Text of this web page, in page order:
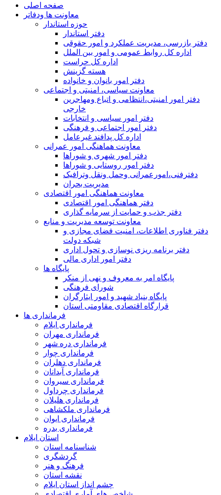
صفحه اصلی
معاونت ها ودفاتر
حوزه استاندار
دفتر استاندار
دفتر بازرسی، مدیریت عملکرد و امور حقوقی
اداره کل روابط عمومی و امور بین الملل
اداره کل حراست
هسته گزینش
دفتر امور بانوان و خانواده
معاونت سیاسی، امنیتی و اجتماعی
دفتر امور امنيتی،انتظامی و اتباع ومهاجرین
خارجی
دفتر امور سیاسی و انتخابات
دفتر امور اجتماعی و فرهنگی
اداره کل پدافند غیرعامل
معاونت هماهنگی امور عمرانی
دفتر امور شهری و شوراها
دفتر امور روستایی و شوراها
دفترفنی،امورعمرانی وحمل ونقل وترافيک
مدیریت بحران
معاونت هماهنگی امور اقتصادی
دفتر هماهنگی امور اقتصادی
دفتر جذب و حمایت از سرمایه گذاری
معاونت توسعه مدیریت و منابع
دفتر فناوری اطلاعات، امنیت فضای مجازی و
شبکه دولت
دفتر برنامه ریزی نوسازی و تحول اداری
دفتر امور اداری مالی
پایگاه ها
پایگاه امر به معروف و نهی از منکر
شورای فرهنگی
پایگاه بنیاد شهید و امور ایثارگران
قرارگاه اقتصادی مقاومتی استان
فرمانداری ها
فرمانداری ایلام
فرمانداری مهران
فرمانداری دره شهر
فرمانداری چوار
فرمانداری دهلران
فرمانداری آبدانان
فرمانداری سیروان
فرمانداری چرداول
فرمانداری هلیلان
فرمانداری ملکشاهی
فرمانداری ایوان
فرمانداری بدره
استان ایلام
شناسنامه استان
گردشگری
فرهنگ و هنر
نقشه استان
چشم انداز استان ایلام